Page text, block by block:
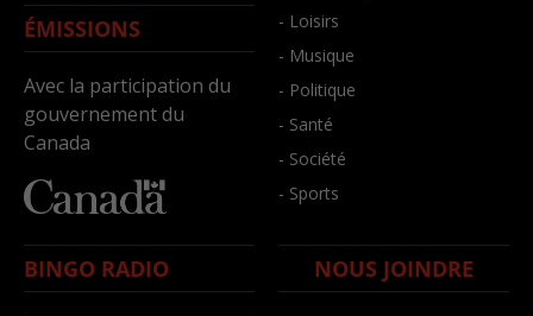
ÉMISSIONS
Avec la participation du
gouvernement du
Canada
- Loisirs
- Musique
- Politique
- Santé
- Société
- Sports
BINGO RADIO NOUS JOINDRE